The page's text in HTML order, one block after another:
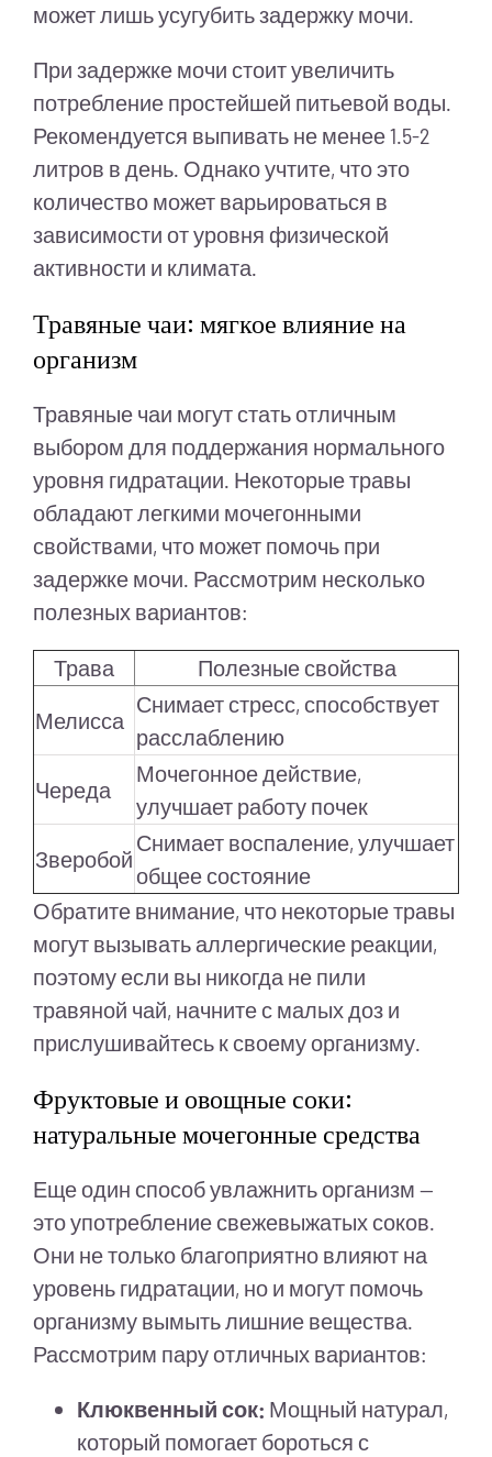
может лишь усугубить задержку мочи.
При задержке мочи стоит увеличить
потребление простейшей питьевой воды.
Рекомендуется выпивать не менее 1.5-2
литров в день. Однако учтите, что это
количество может варьироваться в
зависимости от уровня физической
активности и климата.
Травяные чаи: мягкое влияние на
организм
Травяные чаи могут стать отличным
выбором для поддержания нормального
уровня гидратации. Некоторые травы
обладают легкими мочегонными
свойствами, что может помочь при
задержке мочи. Рассмотрим несколько
полезных вариантов:
Трава
Полезные свойства
Мелисса
Снимает стресс, способствует
расслаблению
Череда
Мочегонное действие,
улучшает работу почек
Зверобой
Снимает воспаление, улучшает
общее состояние
Обратите внимание, что некоторые травы
могут вызывать аллергические реакции,
поэтому если вы никогда не пили
травяной чай, начните с малых доз и
прислушивайтесь к своему организму.
Фруктовые и овощные соки:
натуральные мочегонные средства
Еще один способ увлажнить организм —
это употребление свежевыжатых соков.
Они не только благоприятно влияют на
уровень гидратации, но и могут помочь
организму вымыть лишние вещества.
Рассмотрим пару отличных вариантов:
Клюквенный сок: Мощный натурал,
который помогает бороться с